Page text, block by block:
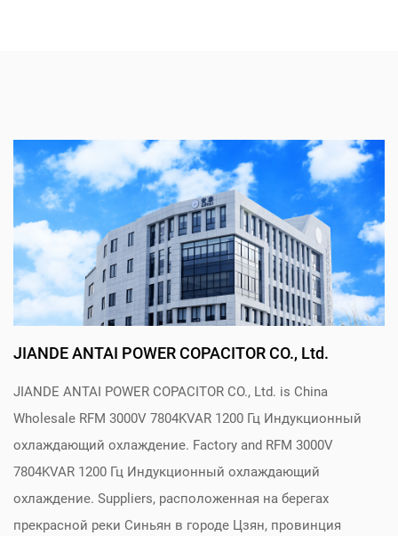
JIANDE ANTAI POWER COPACITOR CO., Ltd.
JIANDE ANTAI POWER COPACITOR CO., Ltd. is China
Wholesale RFM 3000V 7804KVAR 1200 Гц Индукционный
охлаждающий охлаждение. Factory and RFM 3000V
7804KVAR 1200 Гц Индукционный охлаждающий
охлаждение. Suppliers, расположенная на берегах
прекрасной реки Синьян в городе Цзян, провинция